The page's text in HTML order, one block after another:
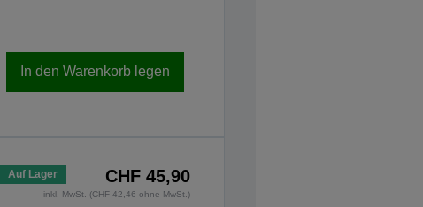
In den Warenkorb legen
Auf Lager CHF 45,90
inkl. MwSt. (CHF 42,46 ohne MwSt.)